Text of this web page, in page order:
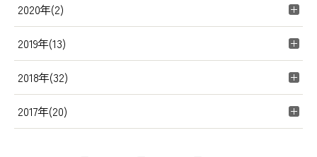
2020年(2)
2019年(13)
2018年(32)
2017年(20)